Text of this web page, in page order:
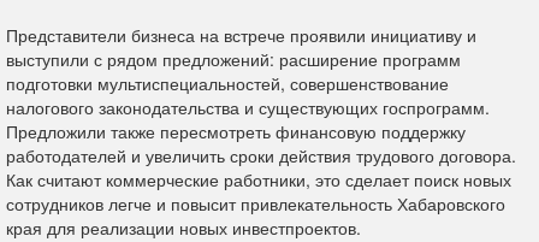
Представители бизнеса на встрече проявили инициативу и
выступили с рядом предложений: расширение программ
подготовки мультиспециальностей, совершенствование
налогового законодательства и существующих госпрограмм.
Предложили также пересмотреть финансовую поддержку
работодателей и увеличить сроки действия трудового договора.
Как считают коммерческие работники, это сделает поиск новых
сотрудников легче и повысит привлекательность Хабаровского
края для реализации новых инвестпроектов.